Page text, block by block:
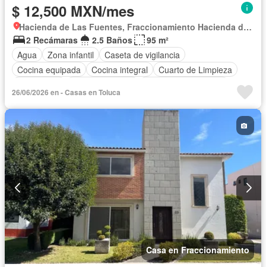
$ 12,500 MXN/mes
Hacienda de Las Fuentes, Fraccionamiento Hacienda de las Fuentes
2 Recámaras
2.5 Baños
95 m²
Agua
Zona infantil
Caseta de vigilancia
Cocina equipada
Cocina integral
Cuarto de Limpieza
Seguridad
Televisión por cable
Sin amueblar
26/06/2026 en - Casas en Toluca
Casa en Fraccionamiento